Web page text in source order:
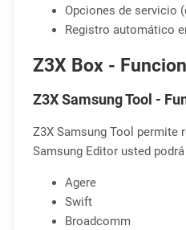
Opciones de servicio
Registro automático
Z3X Box -
Z3X Samsung Tool -
Z3X Samsung Tool permite
Samsung Editor usted
Agere
Swift
Broadcomm